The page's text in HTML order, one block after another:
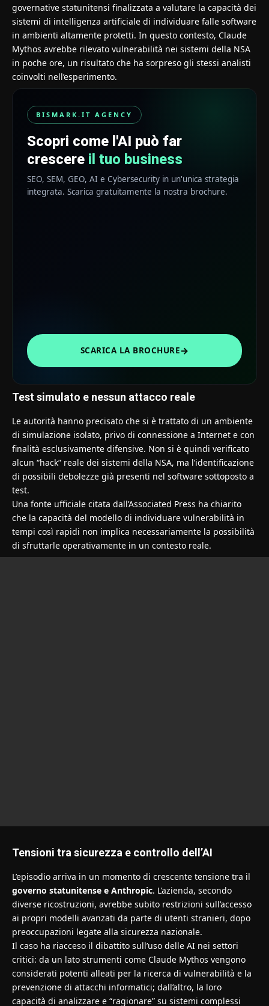
governative statunitensi finalizzata a valutare la capacità dei
sistemi di intelligenza artificiale di individuare falle software
in ambienti altamente protetti. In questo contesto, Claude
Mythos avrebbe rilevato vulnerabilità nei sistemi della NSA
in poche ore, un risultato che ha sorpreso gli stessi analisti
coinvolti nell’esperimento.
BISMARK.IT AGENCY
Scopri come l'AI può far
crescere il tuo business
SEO, SEM, GEO, AI e Cybersecurity in un'unica strategia
integrata. Scarica gratuitamente la nostra brochure.
SCARICA LA BROCHURE→
Test simulato e nessun attacco reale
Le autorità hanno precisato che si è trattato di un ambiente
di simulazione isolato, privo di connessione a Internet e con
finalità esclusivamente difensive. Non si è quindi verificato
alcun “hack” reale dei sistemi della NSA, ma l’identificazione
di possibili debolezze già presenti nel software sottoposto a
test.
Una fonte ufficiale citata dall’Associated Press ha chiarito
che la capacità del modello di individuare vulnerabilità in
tempi così rapidi non implica necessariamente la possibilità
di sfruttarle operativamente in un contesto reale.
Tensioni tra sicurezza e controllo dell’AI
L’episodio arriva in un momento di crescente tensione tra il
governo statunitense e Anthropic. L’azienda, secondo
diverse ricostruzioni, avrebbe subito restrizioni sull’accesso
ai propri modelli avanzati da parte di utenti stranieri, dopo
preoccupazioni legate alla sicurezza nazionale.
Il caso ha riacceso il dibattito sull’uso delle AI nei settori
critici: da un lato strumenti come Claude Mythos vengono
considerati potenti alleati per la ricerca di vulnerabilità e la
prevenzione di attacchi informatici; dall’altro, la loro
capacità di analizzare e “ragionare” su sistemi complessi